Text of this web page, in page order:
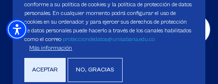
Política de Protección de datos
Derechos Pecuniarios
conforme a su política de cookies y la política de protección de datos
personales. En cualquier momento podrá configurar el uso de
cookies en su ordenador, y para ejercer sus derechos de protección
de datos personales puede hacerlo a través de los canales habilitados
como el correo protecciondedatos@unisabana.edu.co
Más información
ACEPTAR NO, GRACIAS